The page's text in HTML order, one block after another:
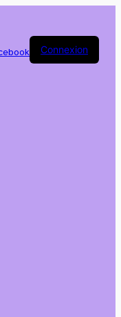
Connexion